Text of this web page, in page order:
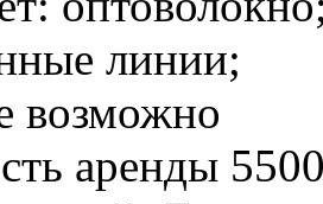
линии;
возможно
аренды